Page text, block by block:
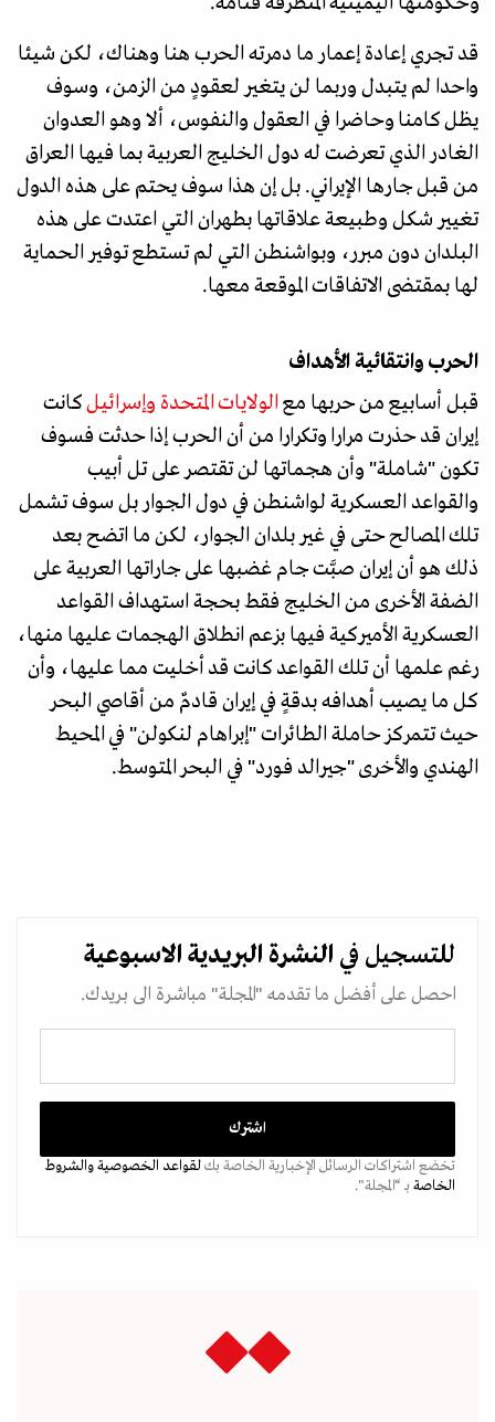
قد تجري إعادة إعمار ما دمرته الحرب هنا وهناك، لكن شيئا
واحدا لم يتبدل وربما لن يتغير لعقودٍ من الزمن، وسوف
يظل كامنا وحاضرا في العقول والنفوس، ألا وهو العدوان
الغادر الذي تعرضت له دول الخليج العربية بما فيها العراق
من قبل جارها الإيراني. بل إن هذا سوف يحتم على هذه الدول
تغيير شكل وطبيعة علاقاتها بطهران التي اعتدت على هذه
البلدان دون مبرر، وبواشنطن التي لم تستطع توفير الحماية
لها بمقتضى الاتفاقات الموقعة معها.
الحرب وانتقائية الأهداف
قبل أسابيع من حربها مع الولايات المتحدة وإسرائيلكانت
إيران قد حذرت مرارا وتكرارا من أن الحرب إذا حدثت فسوف
تكون "شاملة" وأن هجماتها لن تقتصر على تل أبيب
والقواعد العسكرية لواشنطن في دول الجوار بل سوف تشمل
تلك المصالح حتى في غير بلدان الجوار، لكن ما اتضح بعد
ذلك هو أن إيران صبَّت جام غضبها على جاراتها العربية على
الضفة الأخرى من الخليج فقط بحجة استهداف القواعد
العسكرية الأميركية فيها بزعم انطلاق الهجمات عليها منها،
رغم علمها أن تلك القواعد كانت قد أخليت مما عليها، وأن
كل ما يصيب أهدافه بدقةٍ في إيران قادمٌ من أقاصي البحر
حيث تتمركز حاملة الطائرات "إبراهام لنكولن" في المحيط
الهندي والأخرى "جيرالد فورد" في البحر المتوسط.
للتسجيل في النشرة البريدية الاسبوعية
احصل على أفضل ما تقدمه "المجلة" مباشرة الى بريدك.
تخضع اشتراكات الرسائل الإخبارية الخاصة بكلقواعد الخصوصيةوالشروط
الخاصة بـ “المجلة".